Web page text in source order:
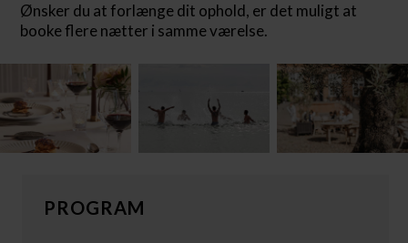
Ønsker du at forlænge dit ophold, er det muligt at
booke flere nætter i samme værelse.
PROGRAM